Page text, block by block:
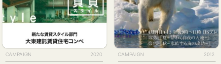
CAMPAIGN 2020 CAMPAIGN 2012